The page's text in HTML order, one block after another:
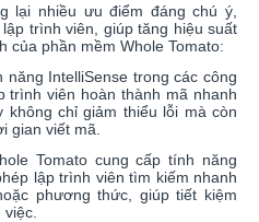
lại nhiều ưu điểm đáng chú ý,
trình viên, giúp tăng hiệu suất
của phần mềm Whole Tomato:
IntelliSense trong các công
trình viên hoàn thành mã nhanh
chỉ giảm thiểu lỗi mà còn
gian viết mã.
Tomato cung cấp tính năng
lập trình viên tìm kiếm nhanh
phương thức, giúp tiết kiệm